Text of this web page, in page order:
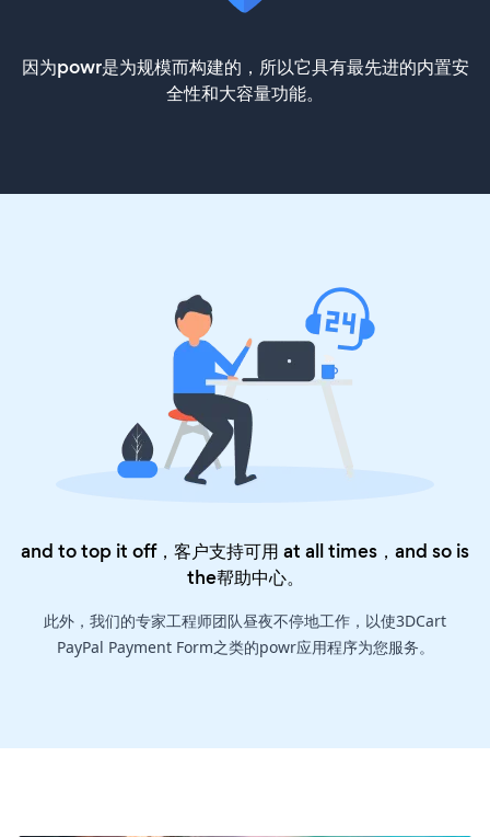
因为powr是为规模而构建的，所以它具有最先进的内置安
全性和大容量功能。
and to top it off，客户支持可用 at all times，and so is
the帮助中心。
此外，我们的专家工程师团队昼夜不停地工作，以使3DCart
PayPal Payment Form之类的powr应用程序为您服务。